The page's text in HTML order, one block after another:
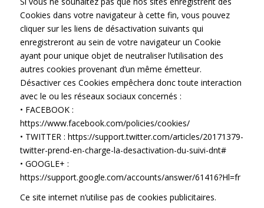
Cookies dans votre navigateur à cette fin, vous pouvez
cliquer sur les liens de désactivation suivants qui
enregistreront au sein de votre navigateur un Cookie
ayant pour unique objet de neutraliser l’utilisation des
autres cookies provenant d’un même émetteur.
Désactiver ces Cookies empêchera donc toute interaction
avec le ou les réseaux sociaux concernés :
• FACEBOOK :
https://www.facebook.com/policies/cookies/
• TWITTER : https://support.twitter.com/articles/20171379-
twitter-prend-en-charge-la-desactivation-du-suivi-dnt#
• GOOGLE+ :
https://support.google.com/accounts/answer/61416?Hl=fr
Ce site internet n’utilise pas de cookies publicitaires.